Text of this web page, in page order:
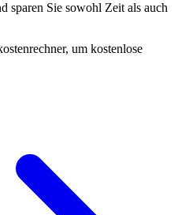
sparen Sie sowohl Zeit als auch
um kostenlose